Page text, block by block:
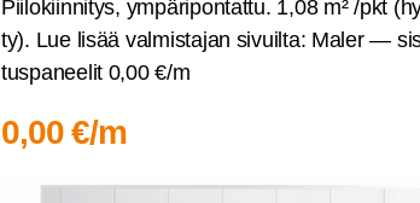
Pii­lo­kiin­ni­tys, ympä­ri­pon­tat­tu. 1,08 m² /pkt
ty). Lue lisää val­mis­ta­jan sivuil­ta: Maler —
tus­pa­nee­lit 0,00 €/m
0,00 €/m